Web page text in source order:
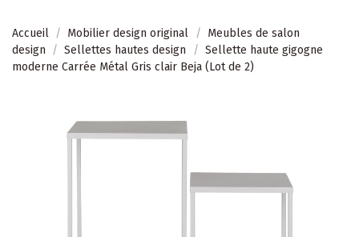
Accueil Mobilier design original
Meubles de salon
design
Sellettes hautes design
Sellette haute gigogne
moderne Carrée Métal Gris clair Beja (Lot de 2)